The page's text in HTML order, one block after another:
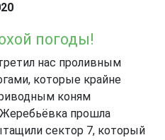
погоды!
нас проливным
которые крайне
коням
прошла
сектор 7, который